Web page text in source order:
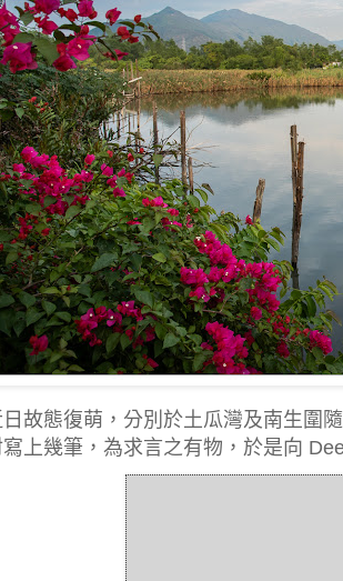
故態復萌，分別於土瓜灣及南生圍
上幾筆，為求言之有物，於是向